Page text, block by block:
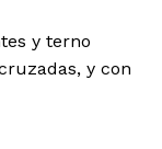
y terno
y con